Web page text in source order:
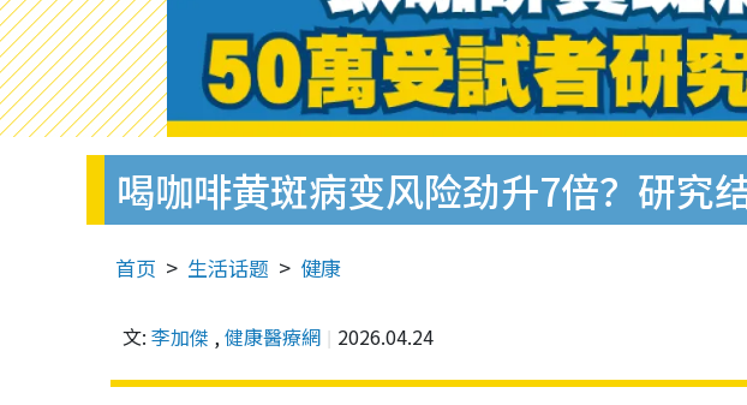
喝咖啡黄斑病变风险劲升7倍？研究
首页 生活话题 健康
文: 李加傑 ,健康醫療網 2026.04.24